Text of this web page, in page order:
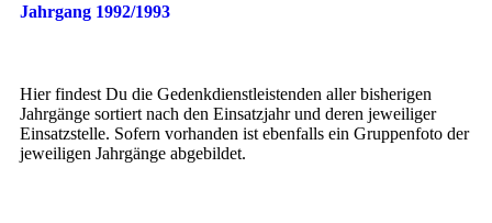
Jahrgang 1992/1993
Hier findest Du die Gedenkdienstleistenden aller bisherigen
Jahrgänge sortiert nach den Einsatzjahr und deren jeweiliger
Einsatzstelle. Sofern vorhanden ist ebenfalls ein Gruppenfoto der
jeweiligen Jahrgänge abgebildet.